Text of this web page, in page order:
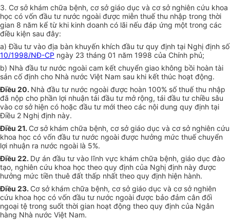
3. Cơ sở khám chữa bệnh, cơ sở giáo dục và cơ sở nghiên cứu khoa
học có vốn đầu tư nước ngoài được miễn thuế thu nhập trong thời
gian 8 năm kể từ khi kinh doanh có lãi nếu đáp ứng một trong các
điều kiện sau đây:
a) Đầu tư vào địa bàn khuyến khích đầu tư quy định tại Nghị định số
10/1998/NĐ-CP ngày 23 tháng 01 năm 1998 của Chính phủ;
b) Nhà đầu tư nước ngoài cam kết chuyển giao không bồi hoàn tài
sản cố định cho Nhà nước Việt Nam sau khi kết thúc hoạt động.
Điều 20. Nhà đầu tư nước ngoài được hoàn 100% số thuế thu nhập
đã nộp cho phần lợi nhuận tái đầu tư mở rộng, tái đầu tư chiều sâu
vào cơ sở hiện có hoặc đầu tư mới theo các nội dung quy định tại
Điều 2 Nghị định này.
Điều 21. Cơ sở khám chữa bệnh, cơ sở giáo dục và cơ sở nghiên cứu
khoa học có vốn đầu tư nước ngoài được hưởng mức thuế chuyển
lợi nhuận ra nước ngoài là 5%.
Điều 22. Dự án đầu tư vào lĩnh vực khám chữa bệnh, giáo dục đào
tạo, nghiên cứu khoa học theo quy định của Nghị định này được
hưởng mức tiền thuê đất thấp nhất theo quy định hiện hành.
Điều 23. Cơ sở khám chữa bệnh, cơ sở giáo dục và cơ sở nghiên
cứu khoa học có vốn đầu tư nước ngoài được bảo đảm cân đối
ngoại tệ trong suốt thời gian hoạt động theo quy định của Ngân
hàng Nhà nước Việt Nam.